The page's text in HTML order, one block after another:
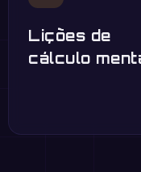
Lições de
cálculo